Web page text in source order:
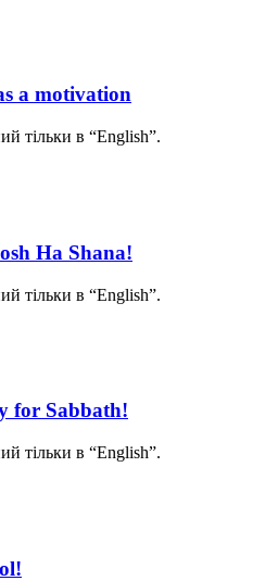
a motivation
тільки в “English”.
Ha Shana!
тільки в “English”.
for Sabbath!
тільки в “English”.